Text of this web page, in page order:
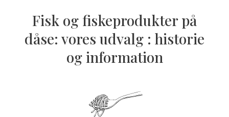
Fisk og fiskeprodukter på
dåse: vores udvalg : historie
og information